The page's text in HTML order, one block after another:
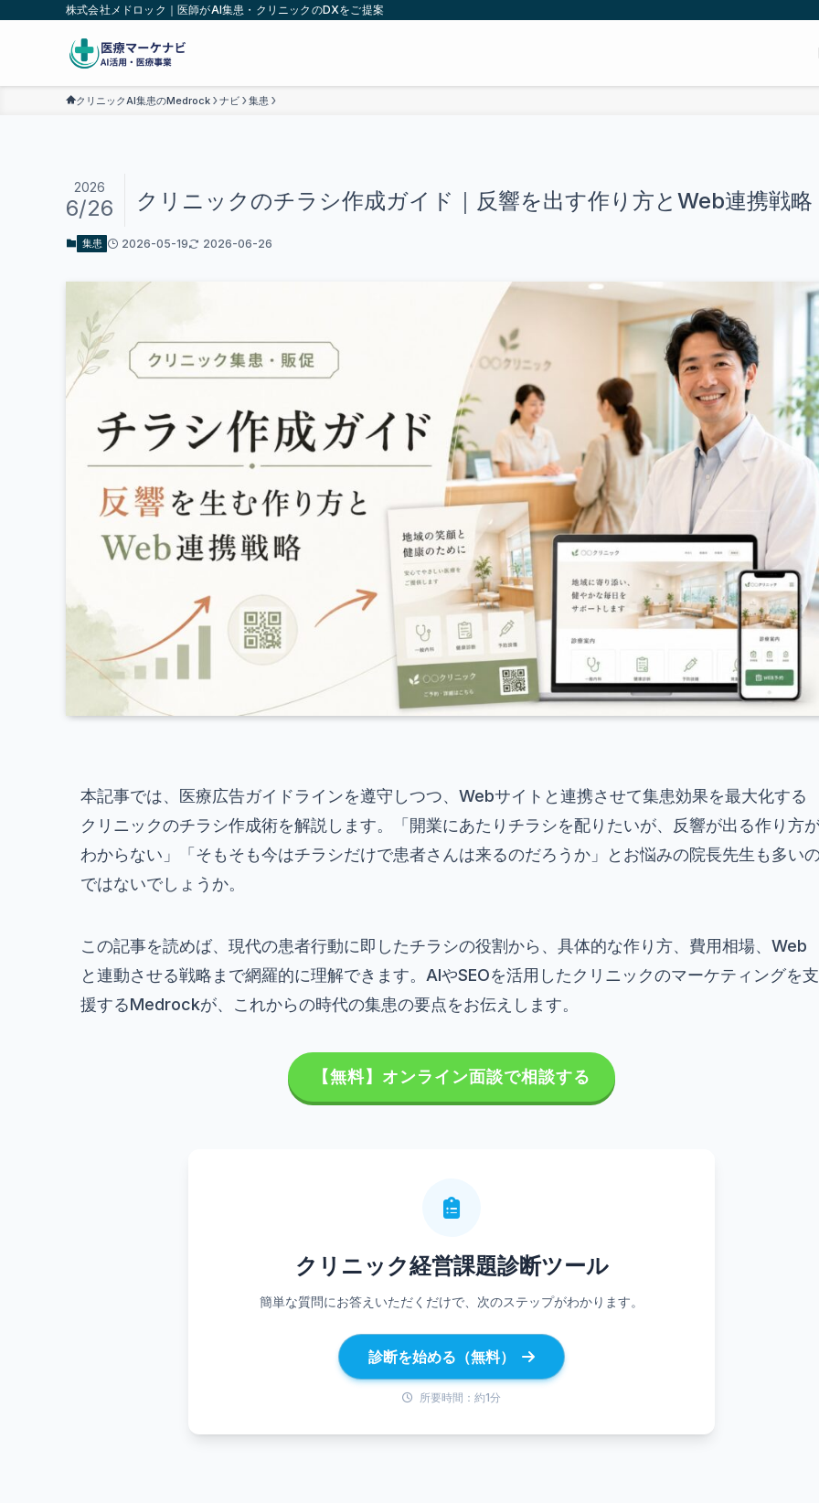
株式会社メドロック｜医師がAI集患・クリニックのDXをご提案
クリニックAI集患のMedrock ナビ 集患
クリニックのチラシ作成ガイド｜反響を出す作り方とWeb連携戦略
2026
6/26
集患 2026-05-19 2026-06-26
本記事では、医療広告ガイドラインを遵守しつつ、Webサイトと連携させて集患効果を最大化する
クリニックのチラシ作成術を解説します。「開業にあたりチラシを配りたいが、反響が出る作り方
わからない」「そもそも今はチラシだけで患者さんは来るのだろうか」とお悩みの院長先生も多い
ではないでしょうか。
この記事を読めば、現代の患者行動に即したチラシの役割から、具体的な作り方、費用相場、Web
と連動させる戦略まで網羅的に理解できます。AIやSEOを活用したクリニックのマーケティングを支
援するMedrockが、これからの時代の集患の要点をお伝えします。
【無料】オンライン面談で相談する
クリニック経営課題診断ツール
簡単な質問にお答えいただくだけで、次のステップがわかります。
診断を始める（無料）
所要時間：約1分